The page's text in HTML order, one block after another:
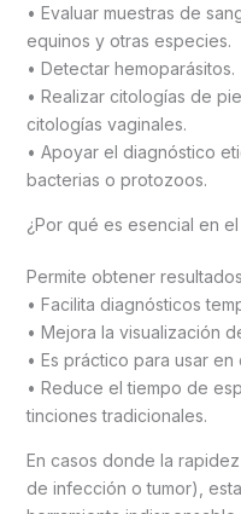
• Evaluar muestras de
equinos y otras especies.
• Detectar hemoparásitos.
• Realizar citologías de
citologías vaginales.
• Apoyar el diagnóstico
bacterias o protozoos.
¿Por qué es esencial en
Permite obtener
• Facilita diagnósticos
• Mejora la visualización
• Es práctico para usar
• Reduce el tiempo de
tinciones tradicionales.
En casos donde la
de infección o tumor),